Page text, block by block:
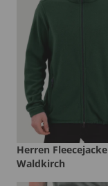
Herren Fleecejacke
Waldkirch